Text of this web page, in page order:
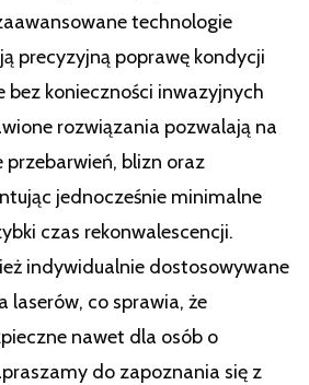
technologie
precyzyjną poprawę kondycji
bez konieczności inwazyjnych
rozwiązania pozwalają na
przebarwień, blizn oraz
jednocześnie minimalne
czas rekonwalescencji.
indywidualnie dostosowywane
laserów, co sprawia, że
nawet dla osób o
do zapoznania się z